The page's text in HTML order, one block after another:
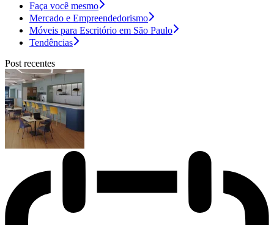
Faça você mesmo
Mercado e Empreendedorismo
Móveis para Escritório em São Paulo
Tendências
Post recentes